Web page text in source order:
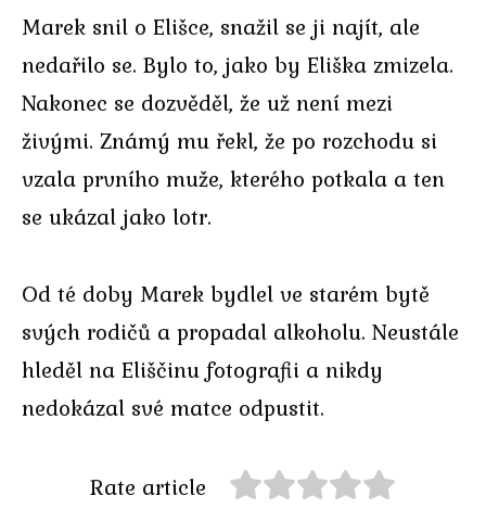
Marek snil o Elišce, snažil se ji najít, ale
nedařilo se. Bylo to, jako by Eliška zmizela.
Nakonec se dozvěděl, že už není mezi
živými. Známý mu řekl, že po rozchodu si
vzala prvního muže, kterého potkala a ten
se ukázal jako lotr.
Od té doby Marek bydlel ve starém bytě
svých rodičů a propadal alkoholu. Neustále
hleděl na Eliščinu fotografii a nikdy
nedokázal své matce odpustit.
Rate article